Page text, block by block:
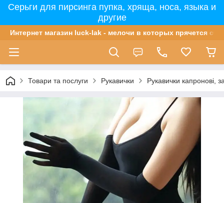
Серьги для пирсинга пупка, хряща, носа, языка и
другие
Интернет магазин luck-lak - мелочи в которых прячется
Товари та послуги Рукавички Рукавички капронові,